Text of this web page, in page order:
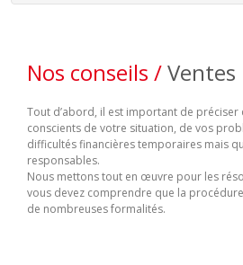
Nos conseils /Ventes
Tout d’abord, il est important de préciser
conscients de votre situation, de vos
difficultés financières temporaires mais
responsables.
Nous mettons tout en œuvre pour les
vous devez comprendre que la
de nombreuses formalités.